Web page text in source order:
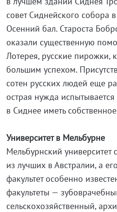
совет Сиднейского собора
Осенний бал. Староста
оказали существенную
Лотерея, русские пирожки,
большим успехом.
сотен русских людей еще
острая нужда
в Сиднее иметь
Университет в Мельбурне
Мельбурнский университет
из лучших в Австралии, а
факультет особенно
факультеты —
сельскохозяйственный,